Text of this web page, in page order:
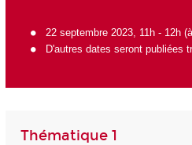
22 septembre 2023, 11h - 12h
D'autres dates seront publiées
Thématique 1